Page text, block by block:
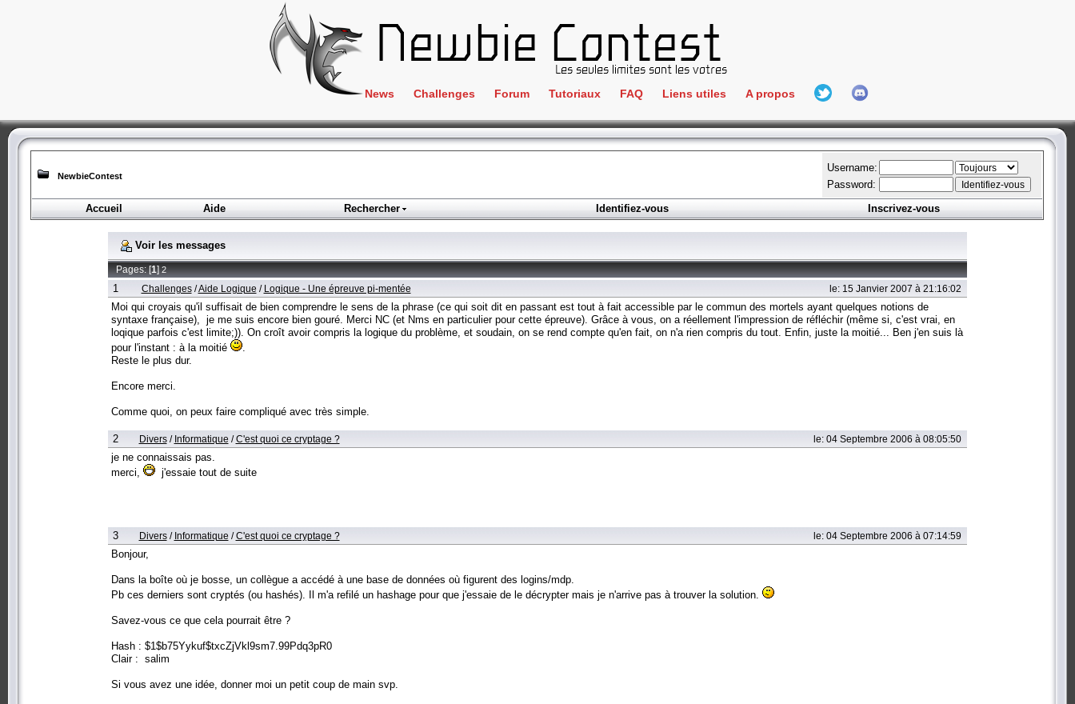
News Challenges
Crackme
ClientSide
Forensics
Programmation
Stéganographie
Wargame
Forum Tutoriaux FAQ Liens utiles
IRC
Newbie Connect
Partenaires
Goodies
L'incubateur
A propos
L'équipe
Hall Of Fame
NewbieContest
Username:
Password:
Accueil
Aide Rechercher Identifiez-vous Inscrivez-vous
Voir les messages
Pages: [1]2
1 Challenges/Aide Logique/ Logique - Une épreuve pi-mentée le: 15 Janvier 2007 à 21:16:02
Moi qui croyais qu'il suffisait de bien comprendre le sens de la phrase (ce qui soit dit en passant est tout à fait accessible par le commun des mortels ayant quelques notions de
syntaxe française), je me suis encore bien gouré. Merci NC (et Nms en particulier pour cette épreuve). Grâce à vous, on a réellement l'impression de réfléchir (même si, c'est vrai, en
loqique parfois c'est limite;)). On croît avoir compris la logique du problème, et soudain, on se rend compte qu'en fait, on n'a rien compris du tout. Enfin, juste la moitié... Ben j'en suis là
pour l'instant : à la moitié
.
Reste le plus dur.
Encore merci.
Comme quoi, on peux faire compliqué avec très simple.
2 Divers/ Informatique/C'est quoi ce cryptage ? le: 04 Septembre 2006 à 08:05:50
je ne connaissais pas.
merci,
j'essaie tout de suite
3 Divers/ Informatique/C'est quoi ce cryptage ? le: 04 Septembre 2006 à 07:14:59
Bonjour,
Dans la boîte où je bosse, un collègue a accédé à une base de données où figurent des logins/mdp.
Pb ces derniers sont cryptés (ou hashés). Il m'a refilé un hashage pour que j'essaie de le décrypter mais je n'arrive pas à trouver la solution.
Savez-vous ce que cela pourrait être ?
Hash : $1$b75Yykuf$txcZjVkl9sm7.99Pdq3pR0
Clair : salim
Si vous avez une idée, donner moi un petit coup de main svp.